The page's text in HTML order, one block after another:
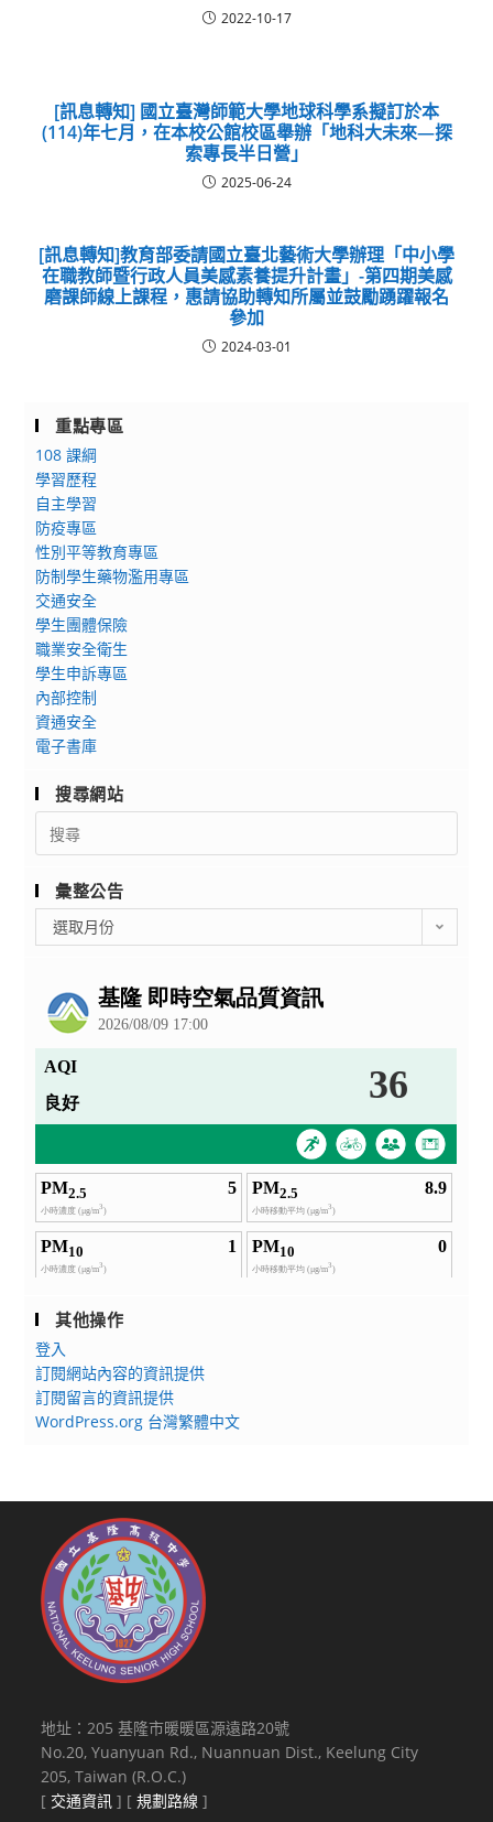
2022-10-17
[訊息轉知] 國立臺灣師範大學地球科學系擬訂於本
(114)年七月，在本校公館校區舉辦「地科大未來—探
索專長半日營」
2025-06-24
[訊息轉知]教育部委請國立臺北藝術大學辦理「中小學
在職教師暨行政人員美感素養提升計畫」-第四期美感
磨課師線上課程，惠請協助轉知所屬並鼓勵踴躍報名
參加
2024-03-01
重點專區
108 課綱
學習歷程
自主學習
防疫專區
性別平等教育專區
防制學生藥物濫用專區
交通安全
學生團體保險
職業安全衛生
學生申訴專區
內部控制
資通安全
電子書庫
搜尋網站
Search
for:
彙整公告
整
選取月份
其他操作
登入
訂閱網站內容的資訊提供
訂閱留言的資訊提供
WordPress.org 台灣繁體中文
地址：205 基隆市暖暖區源遠路20號
No.20, Yuanyuan Rd., Nuannuan Dist., Keelung City
205, Taiwan (R.O.C.)
[ 交通資訊 ] [規劃路線 ]